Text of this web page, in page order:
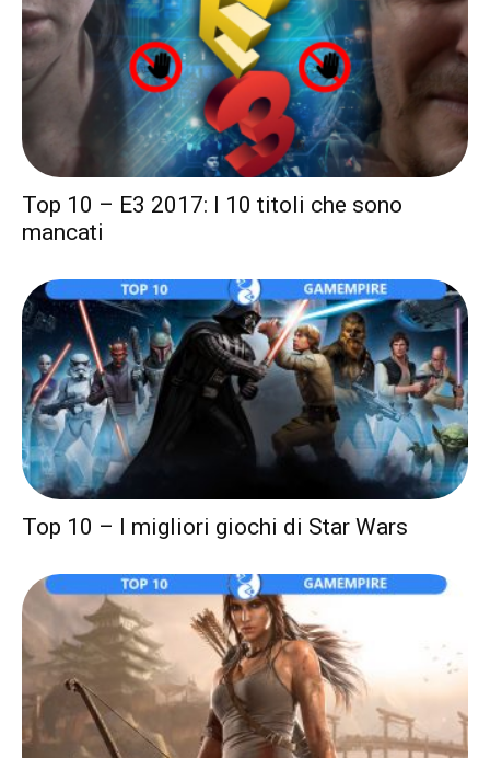
Top 10 – E3 2017: I 10 titoli che sono
mancati
Top 10 – I migliori giochi di Star Wars